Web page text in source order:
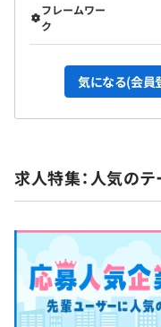
フレームワー
ク
気になる(会員
求人特集：人気の